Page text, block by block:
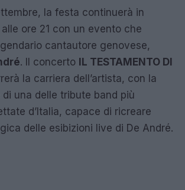
la festa continuerà in
ore 21 con un evento che
cantautore genovese,
. Il concerto IL TESTAMENTO DI
la carriera dell’artista, con la
una delle tribute band più
d’Italia, capace di ricreare
delle esibizioni live di De André.